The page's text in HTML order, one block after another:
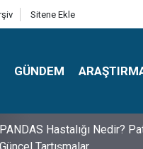
Sitene Ekle
GÜNDEM
Tartışmalar
10 Mayıs Psikologlar Günü